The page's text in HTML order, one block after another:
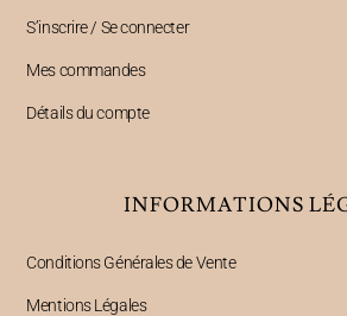
S’inscrire / Se connecter
Mes commandes
Détails du compte
INFORMATIONS
Conditions Générales de Vente
Mentions Légales